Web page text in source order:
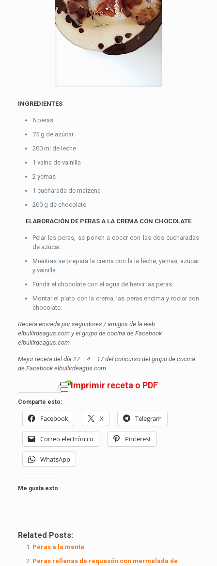
INGREDIENTES
6 peras
75 g de azúcar
200 ml de leche
1 vaina de vainilla
2 yemas
1 cucharada de maizena
200 g de chocolate
ELABORACIÓN DE PERAS A LA CREMA CON CHOCOLATE
Pelar las peras, se ponen a cocer con las dos cucharadas
de azúcar.
Mientras se prepara la crema con la la leche, yemas, azúcar
y vainilla.
Fundir el chocolate con el agua de hervir las peras.
Montar el plato con la crema, las peras encima y rociar con
chocolate.
Receta enviada por seguidores / amigos de la web
elbullirdeagus.com y el grupo de cocina de Facebook
elbullirdeagus.com
Mejor receta del día 27 – 4 – 17 del concurso del grupo de cocina
de Facebook elbullirdeagus.com
Imprimir receta o PDF
Comparte esto:
Facebook X Telegram
Correo electrónico Pinterest
WhatsApp
Me gusta esto:
Related Posts:
Peras a la menta
Peras rellenas de requesón con mermelada de